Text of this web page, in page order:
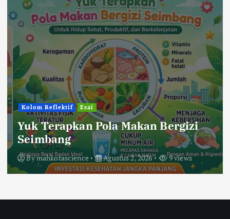
Kolom Reflektif Esai
Yuk Terapkan Pola Makan Bergizi
Seimbang
Bymahkotascience Agustus 2, 2026 9 views